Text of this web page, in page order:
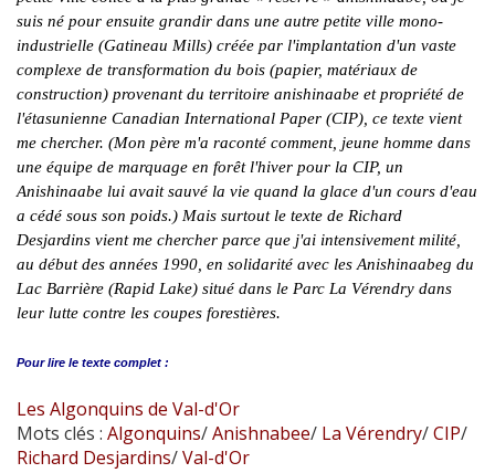
suis né pour ensuite grandir dans une autre petite ville mono-
industrielle (Gatineau Mills) créée par l'implantation d'un vaste
complexe de transformation du bois (papier, matériaux de
construction) provenant du territoire anishinaabe et propriété de
l'étasunienne Canadian International Paper (CIP), ce texte vient
me chercher. (Mon père m'a raconté comment, jeune homme dans
une équipe de marquage en forêt l'hiver pour la CIP, un
Anishinaabe lui avait sauvé la vie quand la glace d'un cours d'eau
a cédé sous son poids.) Mais surtout le texte de Richard
Desjardins vient me chercher parce que j'ai intensivement milité,
au début des années 1990, en solidarité avec les Anishinaabeg du
Lac Barrière (Rapid Lake) situé dans le Parc La Vérendry dans
leur lutte contre les coupes forestières.
Pour lire le texte complet :
Les Algonquins de Val-d'Or
Mots clés : Algonquins/Anishnabee/ La Vérendry/CIP/
Richard Desjardins/Val-d'Or